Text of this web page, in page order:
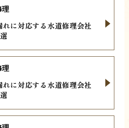
に対応する水道修理会社
理
に対応する水道修理会社
理